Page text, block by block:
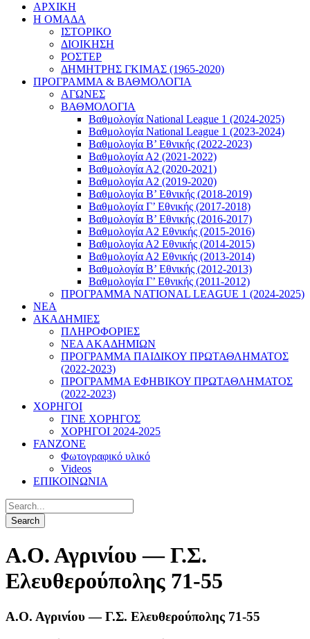
ΑΡΧΙΚΗ
Η ΟΜΑΔΑ
ΙΣΤΟΡΙΚΟ
ΔΙΟΙΚΗΣΗ
ΡΟΣΤΕΡ
ΔΗΜΗΤΡΗΣ ΓΚΙΜΑΣ (1965-2020)
ΠΡΟΓΡΑΜΜΑ & ΒΑΘΜΟΛΟΓΙΑ
ΑΓΩΝΕΣ
ΒΑΘΜΟΛΟΓΙΑ
Βαθμολογία National League 1 (2024-2025)
Βαθμολογία National League 1 (2023-2024)
Βαθμολογία Β’ Εθνικής (2022-2023)
Βαθμολογία Α2 (2021-2022)
Βαθμολογία Α2 (2020-2021)
Βαθμολογία Α2 (2019-2020)
Βαθμολογία B’ Εθνικής (2018-2019)
Βαθμολογία Γ’ Εθνικής (2017-2018)
Βαθμολογία Β’ Εθνικής (2016-2017)
Βαθμολογία Α2 Εθνικής (2015-2016)
Βαθμολογία Α2 Εθνικής (2014-2015)
Βαθμολογία Α2 Εθνικής (2013-2014)
Βαθμολογία Β’ Εθνικής (2012-2013)
Βαθμολογία Γ’ Εθνικής (2011-2012)
ΠΡΟΓΡΑΜΜΑ NATIONAL LEAGUE 1 (2024-2025)
ΝΕΑ
ΑΚΑΔΗΜΙΕΣ
ΠΛΗΡΟΦΟΡΙΕΣ
ΝΕΑ ΑΚΑΔΗΜΙΩΝ
ΠΡΟΓΡΑΜΜΑ ΠΑΙΔΙΚΟΥ ΠΡΩΤΑΘΛΗΜΑΤΟΣ
(2022-2023)
ΠΡΟΓΡΑΜΜΑ ΕΦΗΒΙΚΟΥ ΠΡΩΤΑΘΛΗΜΑΤΟΣ
(2022-2023)
ΧΟΡΗΓΟΙ
ΓΙΝΕ ΧΟΡΗΓΟΣ
ΧΟΡΗΓΟΙ 2024-2025
FANZONE
Φωτογραφικό υλικό
Videos
ΕΠΙΚΟΙΝΩΝΙΑ
Α.Ο. Αγρινίου — Γ.Σ.
Ελευθερούπολης 71-55
Α.Ο. Αγρινίου — Γ.Σ. Ελευθερούπολης 71-55